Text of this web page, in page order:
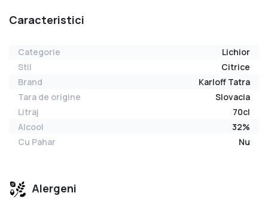
Caracteristici
Categorie
Lichior
Stil
Citrice
Brand
Karloff Tatra
Tara de origine
Slovacia
Litraj
70cl
Alcool
32%
Cu Pahar
Nu
Alergeni